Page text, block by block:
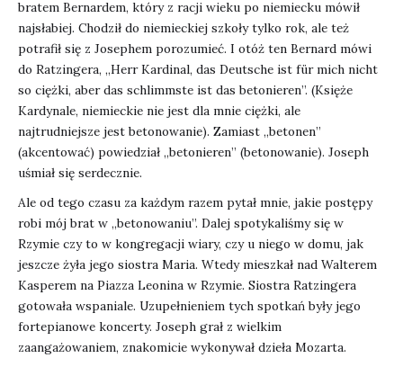
bratem Bernardem, który z racji wieku po niemiecku mówił
najsłabiej. Chodził do niemieckiej szkoły tylko rok, ale też
potrafił się z Josephem porozumieć. I otóż ten Bernard mówi
do Ratzingera, „Herr Kardinal, das Deutsche ist für mich nicht
so ciężki, aber das schlimmste ist das betonieren”. (Księże
Kardynale, niemieckie nie jest dla mnie ciężki, ale
najtrudniejsze jest betonowanie). Zamiast „betonen”
(akcentować) powiedział „betonieren” (betonowanie). Joseph
uśmiał się serdecznie.
Ale od tego czasu za każdym razem pytał mnie, jakie postępy
robi mój brat w „betonowaniu”. Dalej spotykaliśmy się w
Rzymie czy to w kongregacji wiary, czy u niego w domu, jak
jeszcze żyła jego siostra Maria. Wtedy mieszkał nad Walterem
Kasperem na Piazza Leonina w Rzymie. Siostra Ratzingera
gotowała wspaniale. Uzupełnieniem tych spotkań były jego
fortepianowe koncerty. Joseph grał z wielkim
zaangażowaniem, znakomicie wykonywał dzieła Mozarta.